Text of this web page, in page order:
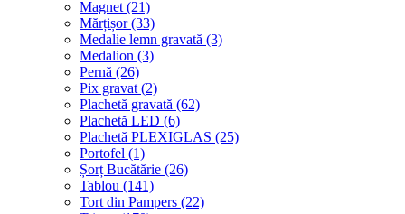
Magnet (21)
Mărțișor (33)
Medalie lemn gravată (3)
Medalion (3)
Pernă (26)
Pix gravat (2)
Plachetă gravată (62)
Plachetă LED (6)
Plachetă PLEXIGLAS (25)
Portofel (1)
Șorț Bucătărie (26)
Tablou (141)
Tort din Pampers (22)